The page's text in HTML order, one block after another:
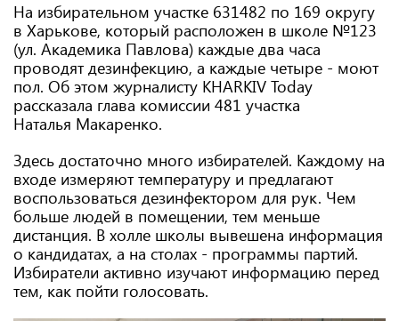
На избирательном участке 631482 по 169 округу
в Харькове, который расположен в школе №123
(ул. Академика Павлова) каждые два часа
проводят дезинфекцию, а каждые четыре - моют
пол. Об этом журналисту KHARKIV Today
рассказала глава комиссии 481 участка
Наталья Макаренко.
Здесь достаточно много избирателей. Каждому на
входе измеряют температуру и предлагают
воспользоваться дезинфектором для рук. Чем
больше людей в помещении, тем меньше
дистанция. В холле школы вывешена информация
о кандидатах, а на столах - программы партий.
Избиратели активно изучают информацию перед
тем, как пойти голосовать.